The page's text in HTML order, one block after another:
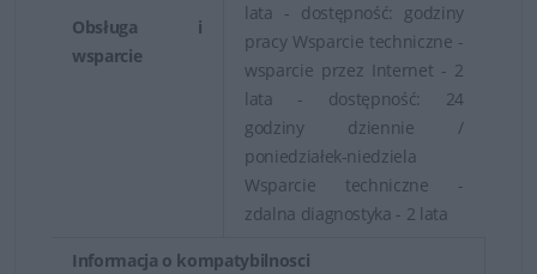
Obsługa i
wsparcie
lata - dostępność: godziny
pracy Wsparcie techniczne -
wsparcie przez Internet - 2
lata - dostępność: 24
godziny dziennie /
poniedziałek-niedziela
Wsparcie techniczne -
zdalna diagnostyka - 2 lata
Informacja o kompatybilnosci